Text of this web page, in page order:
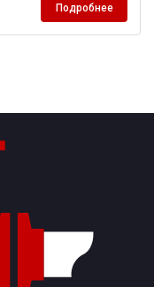
Подробнее